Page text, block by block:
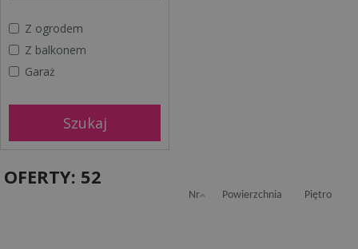
Z ogrodem
Z balkonem
Garaż
OFERTY: 52
Nr Powierzchnia Piętro